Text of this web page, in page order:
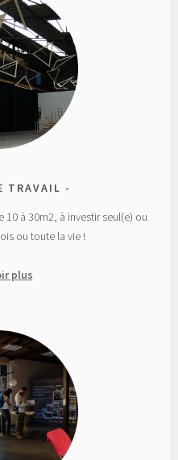
TRAVAIL
10 à 30m2, à investir seul(e) ou
ou toute la vie !
plus